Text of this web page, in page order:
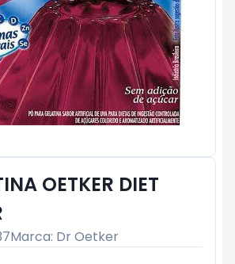
OETKER DIET
Marca: Dr Oetker